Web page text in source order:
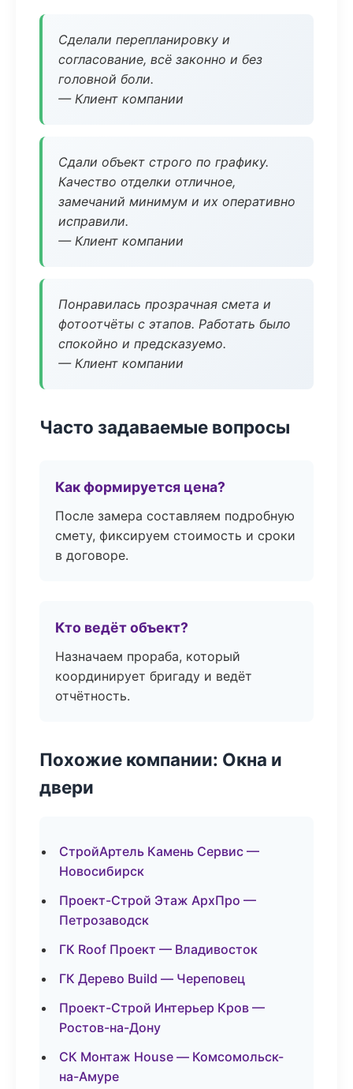
Сделали перепланировку и
согласование, всё законно и без
головной боли.
— Клиент компании
Сдали объект строго по графику.
Качество отделки отличное,
замечаний минимум и их оперативно
исправили.
— Клиент компании
Понравилась прозрачная смета и
фотоотчёты с этапов. Работать было
спокойно и предсказуемо.
— Клиент компании
Часто задаваемые вопросы
Как формируется цена?
После замера составляем подробную
смету, фиксируем стоимость и сроки
в договоре.
Кто ведёт объект?
Назначаем прораба, который
координирует бригаду и ведёт
отчётность.
Похожие компании: Окна и
двери
СтройАртель Камень Сервис —
Новосибирск
Проект-Строй Этаж АрхПро —
Петрозаводск
ГК Roof Проект — Владивосток
ГК Дерево Build — Череповец
Проект-Строй Интерьер Кров —
Ростов-на-Дону
СК Монтаж House — Комсомольск-
на-Амуре